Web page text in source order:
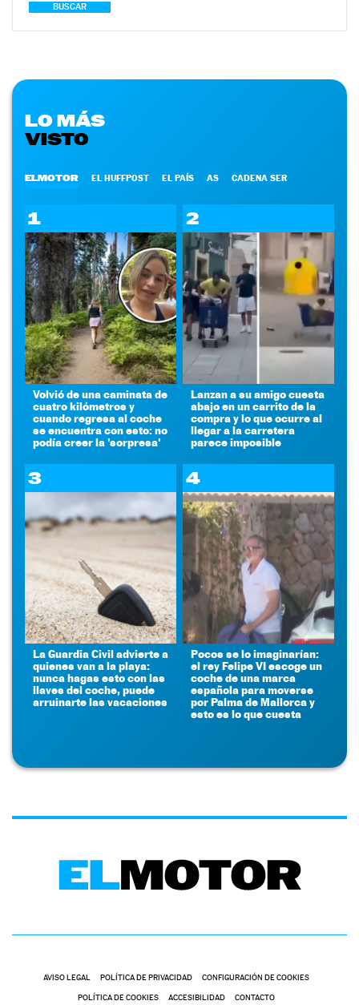
BUSCAR
LO MÁS
VISTO
ELMOTOR EL HUFFPOST EL PAÍS AS CADENA SER
1
Volvió de una caminata de
cuatro kilómetros y
cuando regresa al coche
se encuentra con esto: no
podía creer la 'sorpresa'
2
Lanzan a su amigo cuesta
abajo en un carrito de la
compra y lo que ocurre al
llegar a la carretera
parece imposible
3
La Guardia Civil advierte a
quienes van a la playa:
nunca hagas esto con las
llaves del coche, puede
arruinarte las vacaciones
4
Pocos se lo imaginarían:
el rey Felipe VI escoge un
coche de una marca
española para moverse
por Palma de Mallorca y
esto es lo que cuesta
AVISO LEGAL POLÍTICA DE PRIVACIDAD CONFIGURACIÓN DE COOKIES
POLÍTICA DE COOKIES ACCESIBILIDAD CONTACTO